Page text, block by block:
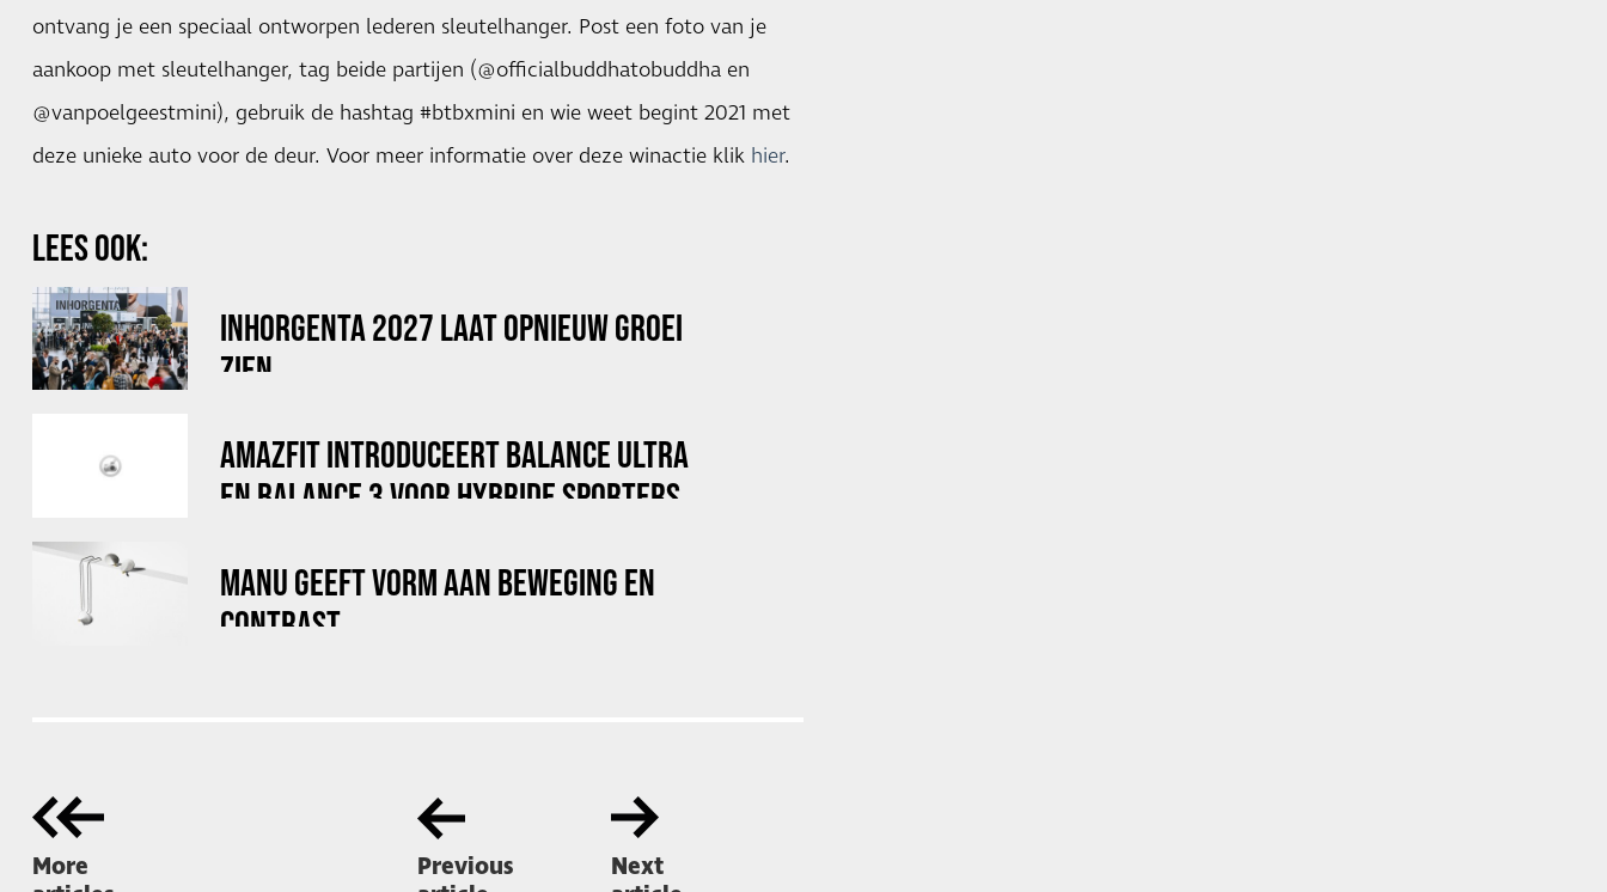
ontvang je een speciaal ontworpen lederen sleutelhanger. Post een foto van je
aankoop met sleutelhanger, tag beide partijen (@officialbuddhatobuddha en
@vanpoelgeestmini), gebruik de hashtag #btbxmini en wie weet begint 2021 met
deze unieke auto voor de deur. Voor meer informatie over deze winactie klik hier.
LEES OOK:
INHORGENTA 2027 LAAT OPNIEUW GROEI
ZIEN
AMAZFIT INTRODUCEERT BALANCE ULTRA
EN BALANCE 3 VOOR HYBRIDE SPORTERS
MANU GEEFT VORM AAN BEWEGING EN
CONTRAST
More
Previous
Next